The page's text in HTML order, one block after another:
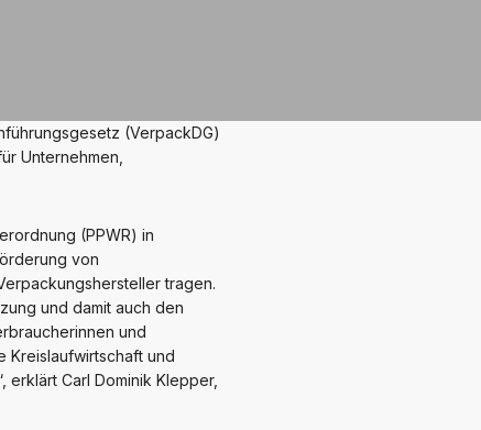
(VerpackDG)
Unternehmen,
(PPWR) in
von
tragen.
und damit auch den
und
Kreislaufwirtschaft und
Carl Dominik Klepper,